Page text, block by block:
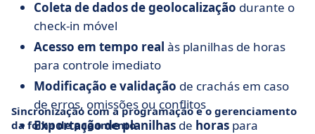
Coleta de dados de geolocalização durante o
check-in móvel
Acesso em tempo real às planilhas de horas
para controle imediato
Modificação e validação de crachás em caso
de erros, omissões ou conflitos
Exportação de planilhas de horas para
Sincronização com a programação e o gerenciamento
da folha de pagamento